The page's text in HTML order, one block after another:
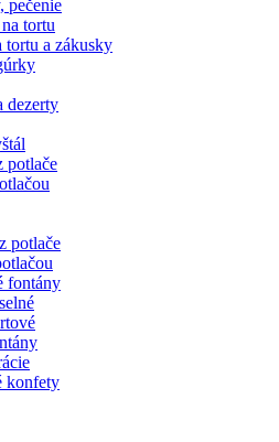
pečenie
tortu
tortu a zákusky
dezerty
potlače
potlače
fontány
konfety